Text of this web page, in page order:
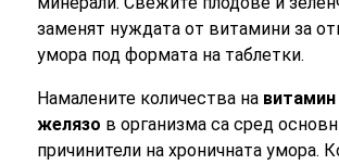
заменят нуждата от витамини за
умора под формата на таблетки.
Намалените количества на витамин
желязо в организма са сред
причинители на хроничната умора.